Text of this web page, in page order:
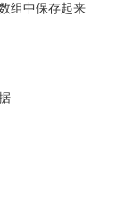
保存起来